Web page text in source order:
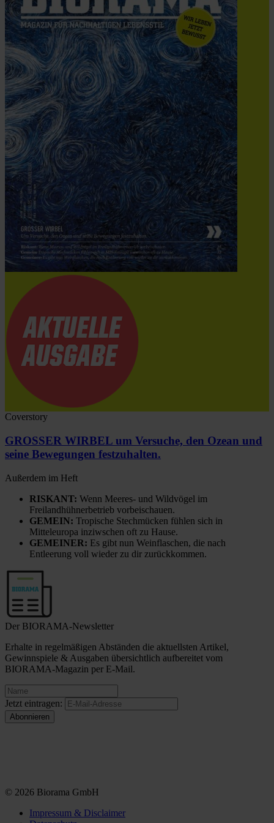
Coverstory
GROSSER WIRBEL um Versuche, den Ozean und
seine Bewegungen festzuhalten.
Außerdem im Heft
RISKANT: Wenn Meeres- und Wildvögel im
Freilandhühnerbetrieb vorbeischauen.
GEMEIN: Tropische Stechmücken fühlen sich in
Mitteleuropa inziwschen oft zu Hause.
GEMEINER: Es gibt nun Weinflaschen, die nach
Entleerung voll wieder zu dir zurückkommen.
Der BIORAMA-Newsletter
Erhalte in regelmäßigen Abständen die aktuellsten Artikel,
Gewinnspiele & Ausgaben übersichtlich aufbereitet vom
BIORAMA-Magazin per E-Mail.
Jetzt eintragen:
© 2026 Biorama GmbH
Impressum & Disclaimer